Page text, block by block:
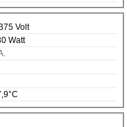
Volt
Watt